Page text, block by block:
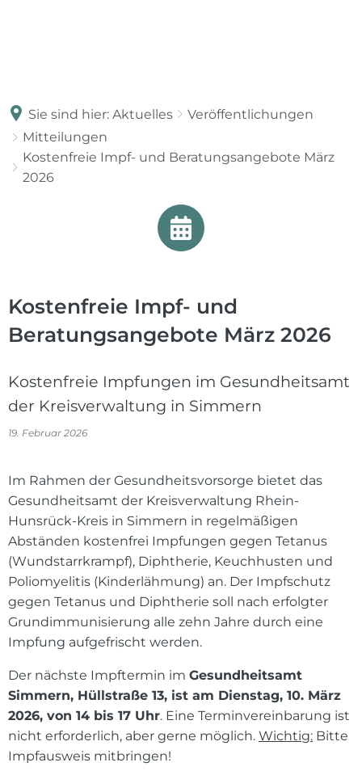
Sie sind hier: Aktuelles
Veröffentlichungen
Mitteilungen
Kostenfreie Impf- und Beratungsangebote März
2026
Kostenfreie Impf- und
Beratungsangebote März 2026
Kostenfreie Impfungen im Gesundheitsamt
der Kreisverwaltung in Simmern
19. Februar 2026
Im Rahmen der Gesundheitsvorsorge bietet das
Gesundheitsamt der Kreisverwaltung Rhein-
Hunsrück-Kreis in Simmern in regelmäßigen
Abständen kostenfrei Impfungen gegen Tetanus
(Wundstarrkrampf), Diphtherie, Keuchhusten und
Poliomyelitis (Kinderlähmung) an. Der Impfschutz
gegen Tetanus und Diphtherie soll nach erfolgter
Grundimmunisierung alle zehn Jahre durch eine
Impfung aufgefrischt werden.
Der nächste Impftermin im Gesundheitsamt
Simmern, Hüllstraße 13, ist am Dienstag, 10. März
2026, von 14 bis 17 Uhr. Eine Terminvereinbarung ist
nicht erforderlich, aber gerne möglich. Wichtig: Bitte
Impfausweis mitbringen!